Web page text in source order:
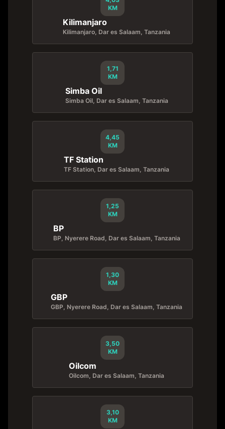
KM
Kilimanjaro
Kilimanjaro, Dar es Salaam, Tanzania
1,71
KM
Simba Oil
Simba Oil, Dar es Salaam, Tanzania
4,45
KM
TF Station
TF Station, Dar es Salaam, Tanzania
1,25
KM
BP
BP, Nyerere Road, Dar es Salaam, Tanzania
1,30
KM
GBP
GBP, Nyerere Road, Dar es Salaam, Tanzania
3,50
KM
Oilcom
Oilcom, Dar es Salaam, Tanzania
3,10
KM